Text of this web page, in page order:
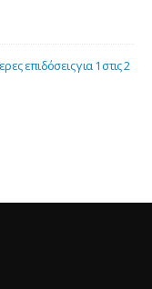
επιδόσεις για 1 στις 2